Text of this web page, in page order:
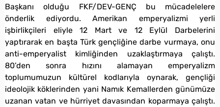
Başkanı olduğu FKF/DEV-GENÇ bu mücadelelere
önderlik ediyordu. Amerikan emperyalizmi yerli
işbirlikçileri eliyle 12 Mart ve 12 Eylül Darbelerini
yaptırarak en başta Türk gençliğine darbe vurmaya, onu
anti-emperyalist kimliğinden uzaklaştırmaya çalıştı.
80’den sonra hızını alamayan emperyalizm
toplumumuzun kültürel kodlarıyla oynarak, gençliği
ideolojik köklerinden yani Namık Kemallerden günümüze
uzanan vatan ve hürriyet davasından koparmaya çalıştı.